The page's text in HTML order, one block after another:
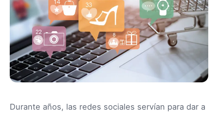
Durante años, las redes sociales servían para dar a